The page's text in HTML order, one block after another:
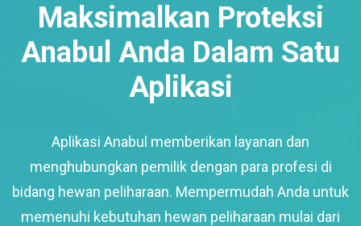
Maksimalkan Proteksi
Anabul Anda Dalam Satu
Aplikasi
Aplikasi Anabul memberikan layanan dan
menghubungkan pemilik dengan para profesi di
bidang hewan peliharaan. Mempermudah Anda untuk
memenuhi kebutuhan hewan peliharaan mulai dari